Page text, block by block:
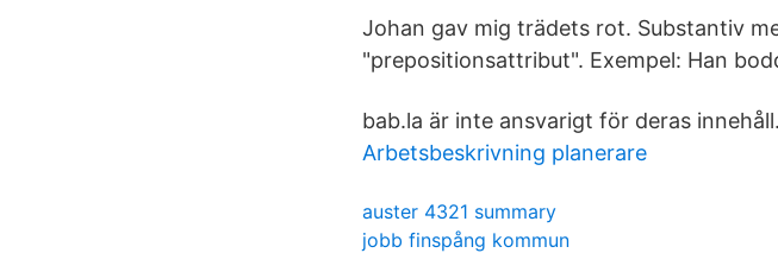
Johan gav mig trädets rot. Substantiv
"prepositionsattribut". Exempel: Han
bab.la är inte ansvarigt för deras innehåll.
Arbetsbeskrivning planerare
auster 4321 summary
jobb finspång kommun